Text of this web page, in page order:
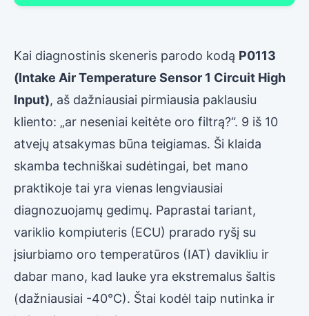
Kai diagnostinis skeneris parodo kodą P0113
(Intake Air Temperature Sensor 1 Circuit High
Input), aš dažniausiai pirmiausia paklausiu
kliento: „ar neseniai keitėte oro filtrą?“. 9 iš 10
atvejų atsakymas būna teigiamas. Ši klaida
skamba techniškai sudėtingai, bet mano
praktikoje tai yra vienas lengviausiai
diagnozuojamų gedimų. Paprastai tariant,
variklio kompiuteris (ECU) prarado ryšį su
įsiurbiamo oro temperatūros (IAT) davikliu ir
dabar mano, kad lauke yra ekstremalus šaltis
(dažniausiai -40°C). Štai kodėl taip nutinka ir